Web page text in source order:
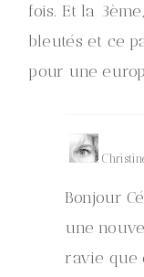
fois. Et la
bleutés et ce
pour une
Bonjour
une
ravie que